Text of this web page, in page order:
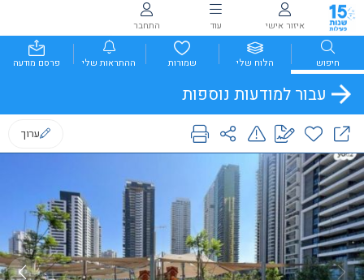
איזור אישי עוד התחבר
חיפוש הלוח שלי שמורות ההתראות שלי פרסם מודעה
עבור למודעות נוספות
ערוך